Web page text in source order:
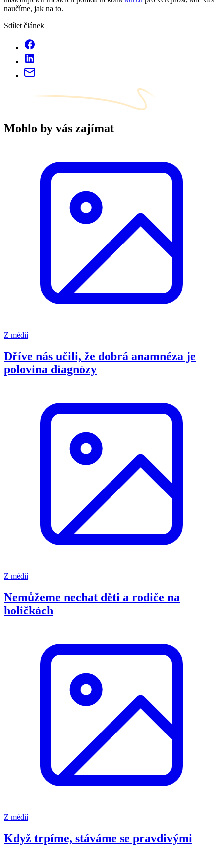
naučíme, jak na to.
Sdílet článek
Mohlo by vás zajímat
Z médií
Dříve nás učili, že dobrá anamnéza je
polovina diagnózy
Z médií
Nemůžeme nechat děti a rodiče na
holičkách
Z médií
Když trpíme, stáváme se pravdivými